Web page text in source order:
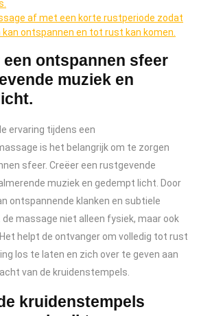
af met een korte rustperiode zodat
kan ontspannen en tot rust kan komen.
ontspannen sfeer
muziek en
ervaring tijdens een
is het belangrijk om te zorgen
sfeer. Creëer een rustgevende
muziek en gedempt licht. Door
ontspannende klanken en subtiele
massage niet alleen fysiek, maar ook
helpt de ontvanger om volledig tot rust
los te laten en zich over te geven aan
van de kruidenstempels.
kruidenstempels